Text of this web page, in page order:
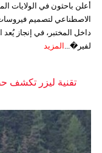
أعلن باحثون في الولايات
الاصطناعي لتصميم
داخل المختبر، في إنجاز
لفير�... المزيد
تقنية ليزر تكشف